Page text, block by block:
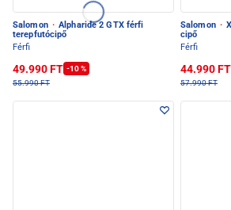
Salomon · Alpharide 2 GTX férfi
terepfutócipő
Férfi
49.990 FT -10 %
55.990 FT
Salomon ·
cipő
Férfi
44.990 FT
57.990 FT